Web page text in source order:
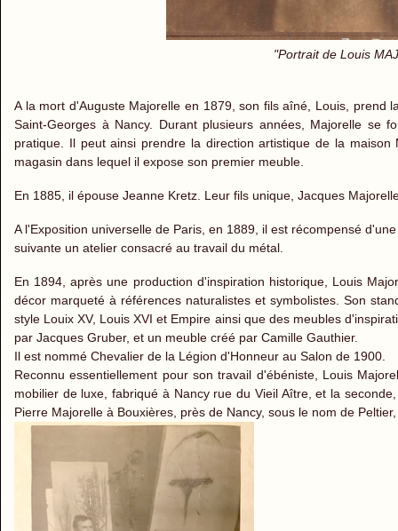
"Portrait de Louis
A la mort d'Auguste Majorelle en 1879, son fils aîné, Louis, prend
Saint-Georges à Nancy. Durant plusieurs années, Majorelle se
pratique. Il peut ainsi prendre la direction artistique de la
magasin dans lequel il expose son premier meuble.
En 1885, il épouse Jeanne Kretz. Leur fils unique, Jacques
A l'Exposition universelle de Paris, en 1889, il est récompensé
suivante un atelier consacré au travail du métal.
En 1894, après une production d'inspiration historique, Louis
décor marqueté à références naturalistes et symbolistes. Son
style Louix XV, Louis XVI et Empire ainsi que des meubles
par Jacques Gruber, et un meuble créé par Camille Gauthier.
Il est nommé Chevalier de la Légion d'Honneur au Salon de 1900.
Reconnu essentiellement pour son travail d'ébéniste, Louis
mobilier de luxe, fabriqué à Nancy rue du Vieil Aître, et la
Pierre Majorelle à Bouxières, près de Nancy, sous le nom de